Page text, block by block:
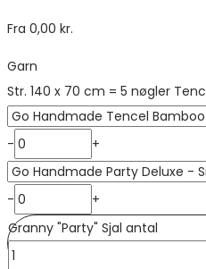
Fra 0,00 kr.
Garn
Str. 140 x 70 cm = 5 nøgler
- +
-
+
Granny "Party" Sjal antal